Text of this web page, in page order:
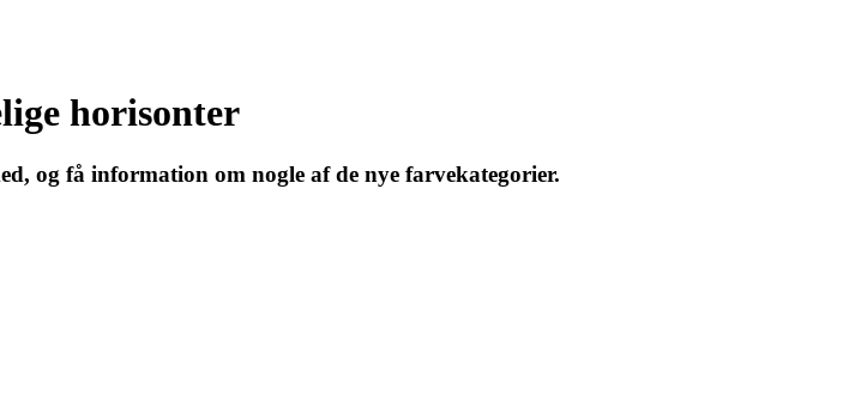
horisonter
og få information om nogle af de nye farvekategorier.